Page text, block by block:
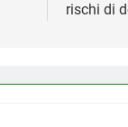
rischi di